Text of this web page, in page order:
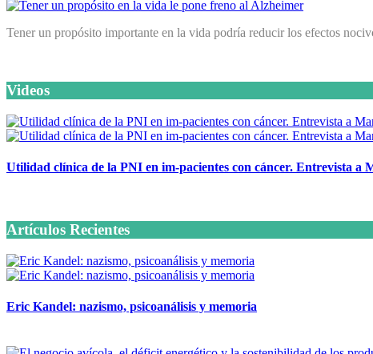
Tener un propósito importante en la vida podría reducir los efectos
Videos
Utilidad clínica de la PNI en im-pacientes con cáncer. Entrevista a
Artículos Recientes
Eric Kandel: nazismo, psicoanálisis y memoria